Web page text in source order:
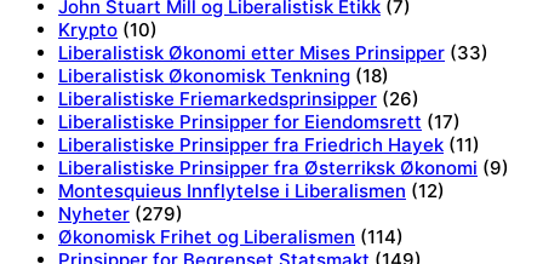
John Stuart Mill og Liberalistisk Etikk (7)
Krypto (10)
Liberalistisk Økonomi etter Mises Prinsipper (33)
Liberalistisk Økonomisk Tenkning (18)
Liberalistiske Friemarkedsprinsipper (26)
Liberalistiske Prinsipper for Eiendomsrett (17)
Liberalistiske Prinsipper fra Friedrich Hayek (11)
Liberalistiske Prinsipper fra Østerriksk Økonomi (9)
Montesquieus Innflytelse i Liberalismen (12)
Nyheter (279)
Økonomisk Frihet og Liberalismen (114)